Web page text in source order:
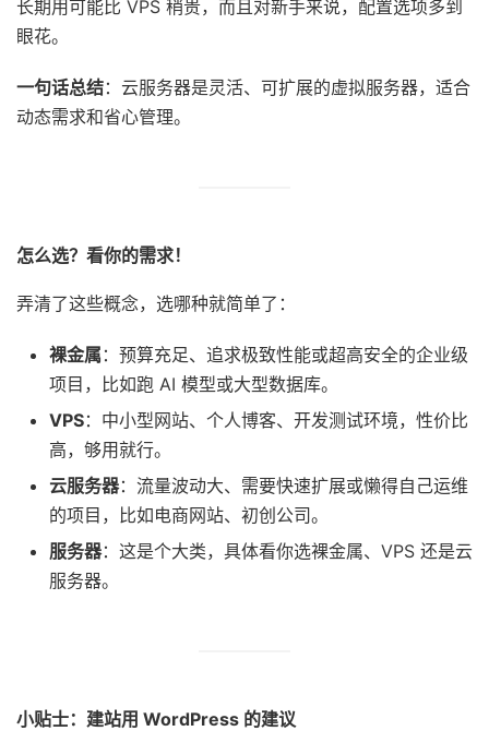
长期用可能比 VPS 稍贵，而且对新手来说，配置选项多到
眼花。
一句话总结：云服务器是灵活、可扩展的虚拟服务器，适合
动态需求和省心管理。
怎么选？看你的需求！
弄清了这些概念，选哪种就简单了：
裸金属 ：预算充足、追求极致性能或超高安全的企业级
项目，比如跑 AI 模型或大型数据库。
VPS：中小型网站、个人博客、开发测试环境，性价比
高，够用就行。
云服务器：流量波动大、需要快速扩展或懒得自己运维
的项目，比如电商网站、初创公司。
服务器：这是个大类，具体看你选裸金属、VPS 还是云
服务器。
小贴士：建站用 WordPress 的建议